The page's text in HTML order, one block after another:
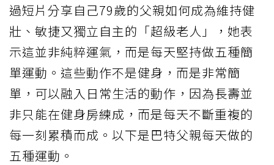
過短片分享自己79歲的父親如何成為維持健
壯、敏捷又獨立自主的「超級老人」，她表
示這並非純粹運氣，而是每天堅持做五種簡
單運動。這些動作不是健身，而是非常簡
單，可以融入日常生活的動作，因為長壽並
非只能在健身房練成，而是每天不斷重複的
每一刻累積而成。以下是巴特父親每天做的
五種運動。